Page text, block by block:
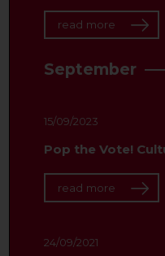
read more
September
15/09/2023
Pop the Vote!
read more
24/09/2021